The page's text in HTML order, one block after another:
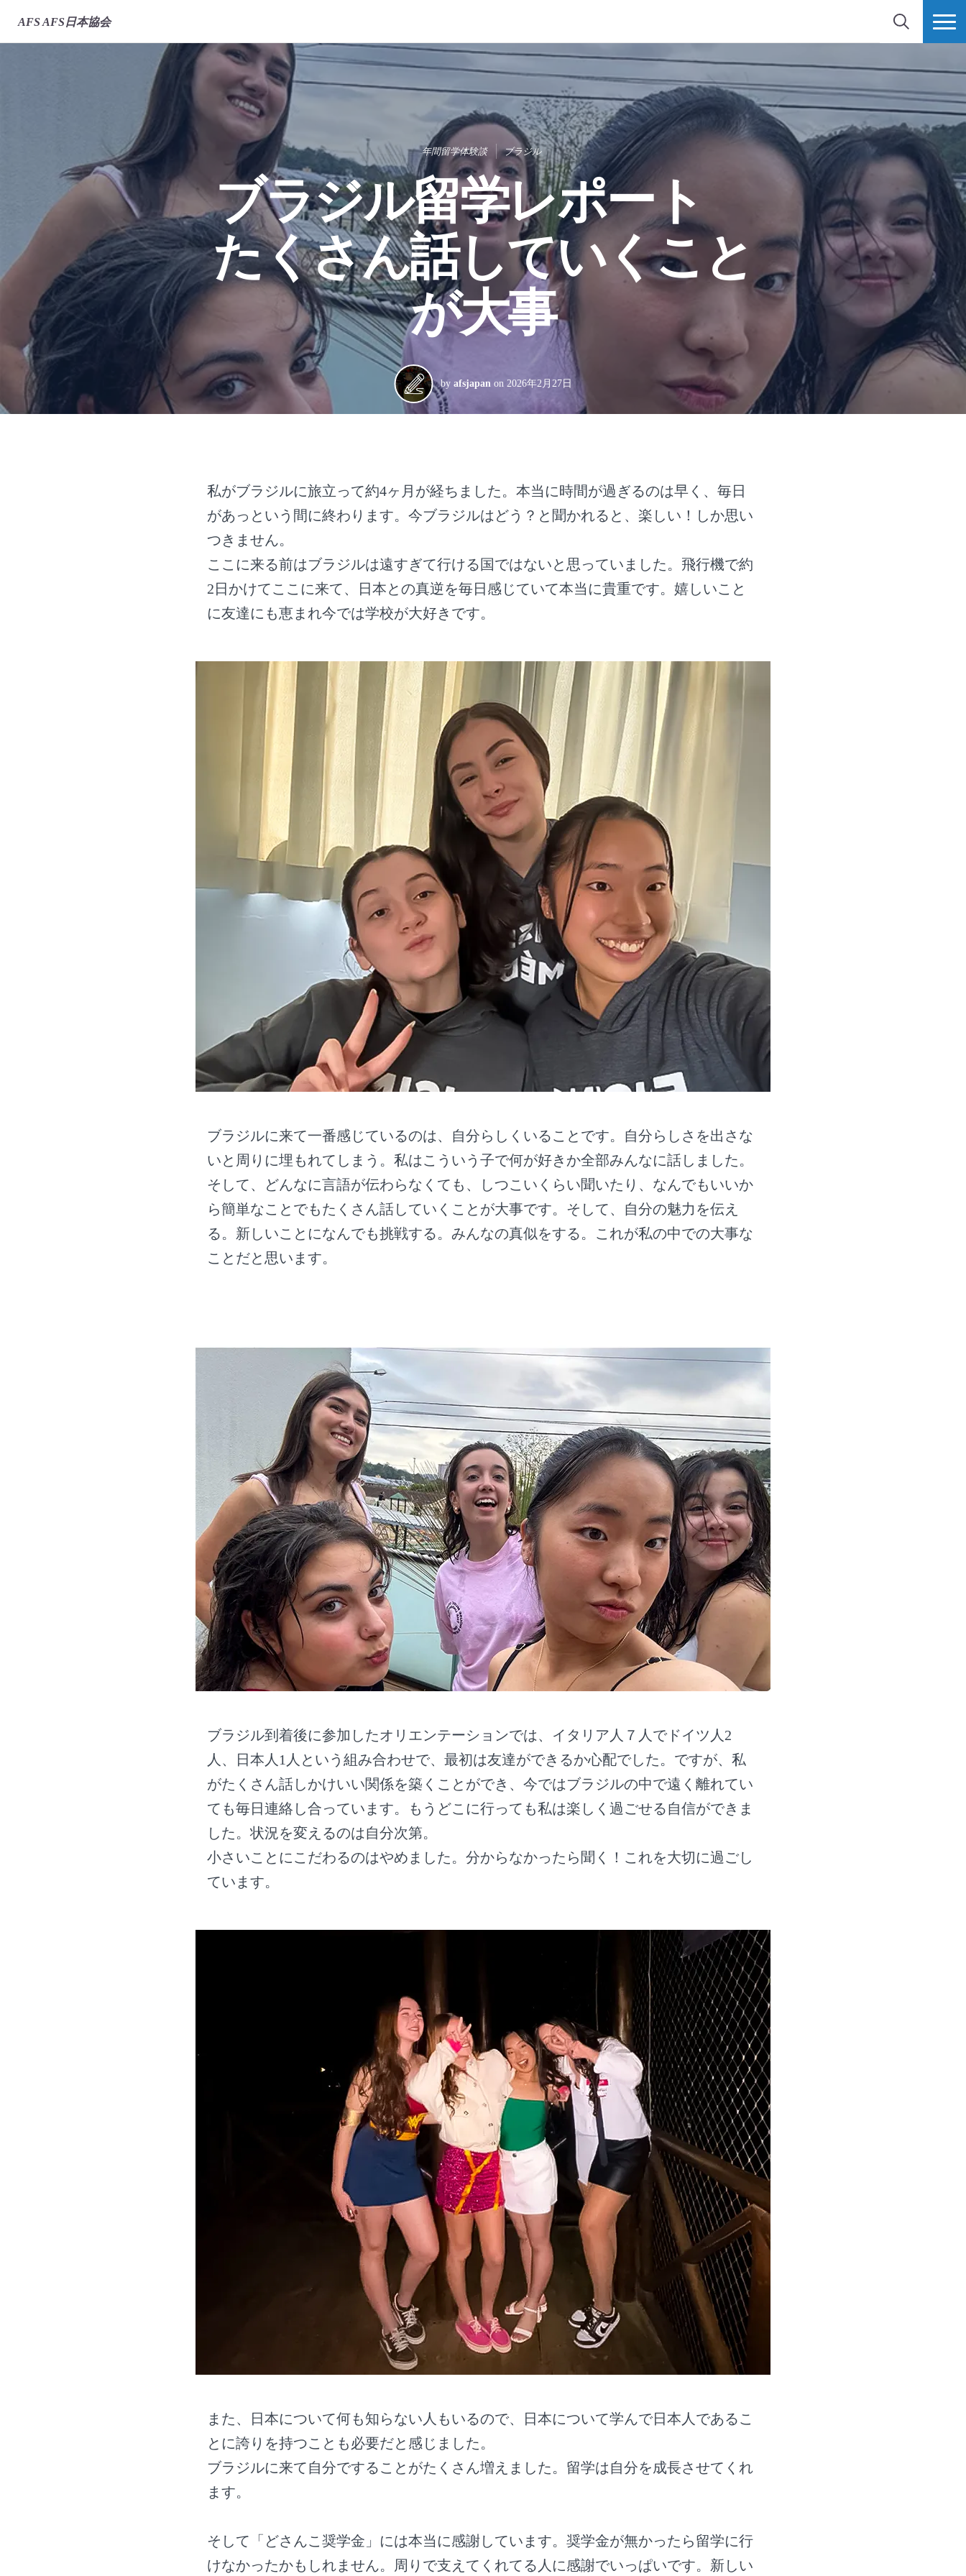
AFS AFS日本協会
検索 MORE
年間留学体験談 ブラジル
ブラジル留学レポート
たくさん話していくこと
が大事
by afsjapan on 2026年2月27日
私がブラジルに旅立って約4ヶ月が経ちました。本当に時間が過ぎるのは早く、毎日
があっという間に終わります。今ブラジルはどう？と聞かれると、楽しい！しか思い
つきません。
ここに来る前はブラジルは遠すぎて行ける国ではないと思っていました。飛行機で約
2日かけてここに来て、日本との真逆を毎日感じていて本当に貴重です。嬉しいこと
に友達にも恵まれ今では学校が大好きです。
ブラジルに来て一番感じているのは、自分らしくいることです。自分らしさを出さな
いと周りに埋もれてしまう。私はこういう子で何が好きか全部みんなに話しました。
そして、どんなに言語が伝わらなくても、しつこいくらい聞いたり、なんでもいいか
ら簡単なことでもたくさん話していくことが大事です。そして、自分の魅力を伝え
る。新しいことになんでも挑戦する。みんなの真似をする。これが私の中での大事な
ことだと思います。
ブラジル到着後に参加したオリエンテーションでは、イタリア人７人でドイツ人2
人、日本人1人という組み合わせで、最初は友達ができるか心配でした。ですが、私
がたくさん話しかけいい関係を築くことができ、今ではブラジルの中で遠く離れてい
ても毎日連絡し合っています。もうどこに行っても私は楽しく過ごせる自信ができま
した。状況を変えるのは自分次第。
小さいことにこだわるのはやめました。分からなかったら聞く！これを大切に過ごし
ています。
また、日本について何も知らない人もいるので、日本について学んで日本人であるこ
とに誇りを持つことも必要だと感じました。
ブラジルに来て自分ですることがたくさん増えました。留学は自分を成長させてくれ
ます。
そして「どさんこ奨学金」には本当に感謝しています。奨学金が無かったら留学に行
けなかったかもしれません。周りで支えてくれてる人に感謝でいっぱいです。新しい